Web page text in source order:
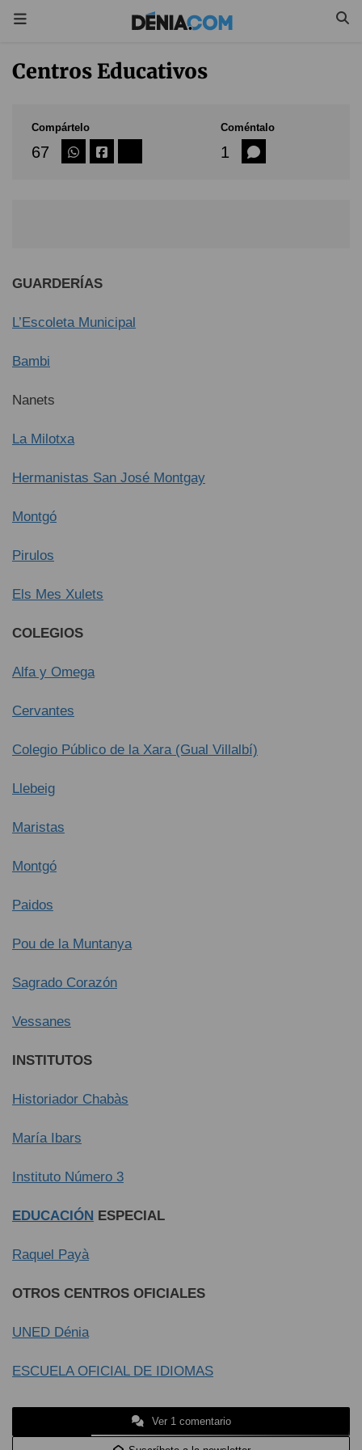
Centros Educativos
Compártelo
67
Coméntalo
1
GUARDERÍAS
L’Escoleta Municipal
Bambi
Nanets
La Milotxa
Hermanistas San José Montgay
Montgó
Pirulos
Els Mes Xulets
COLEGIOS
Alfa y Omega
Cervantes
Colegio Público de la Xara (Gual Villalbí)
Llebeig
Maristas
Montgó
Paidos
Pou de la Muntanya
Sagrado Corazón
Vessanes
INSTITUTOS
Historiador Chabàs
María Ibars
Instituto Número 3
EDUCACIÓN ESPECIAL
Raquel Payà
OTROS CENTROS OFICIALES
UNED Dénia
ESCUELA OFICIAL DE IDIOMAS
Ver 1 comentario